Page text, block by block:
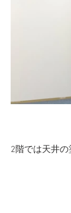
2階では天井の